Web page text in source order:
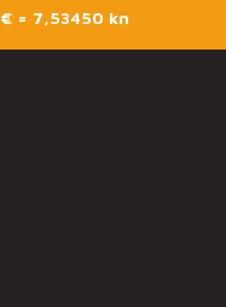
= 7,53450 kn